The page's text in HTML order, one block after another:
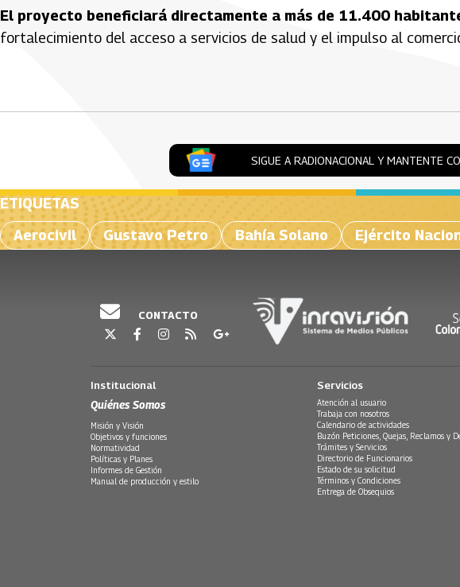
El proyecto beneficiará directamente a más de 11.400
fortalecimiento del acceso a servicios de salud y el impulso al
SIGUE A RADIONACIONAL Y MANTENTE
ETIQUETAS
Aerocivil
Gustavo Petro Bahía Solano Ejército
CONTACTO
Institucional
Quiénes Somos
Misión y Visión
Objetivos y funciones
Normatividad
Políticas y Planes
Informes de Gestión
Manual de producción y estilo
Servicios
Atención al usuario
Trabaja con nosotros
Calendario de actividades
Buzón Peticiones, Quejas, Reclamos y
Trámites y Servicios
Directorio de Funcionarios
Estado de su solicitud
Términos y Condiciones
Entrega de Obsequios